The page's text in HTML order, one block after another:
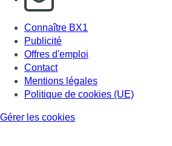
Connaître BX1
Publicité
Offres d'emploi
Contact
Mentions légales
Politique de cookies (UE)
Gérer les cookies